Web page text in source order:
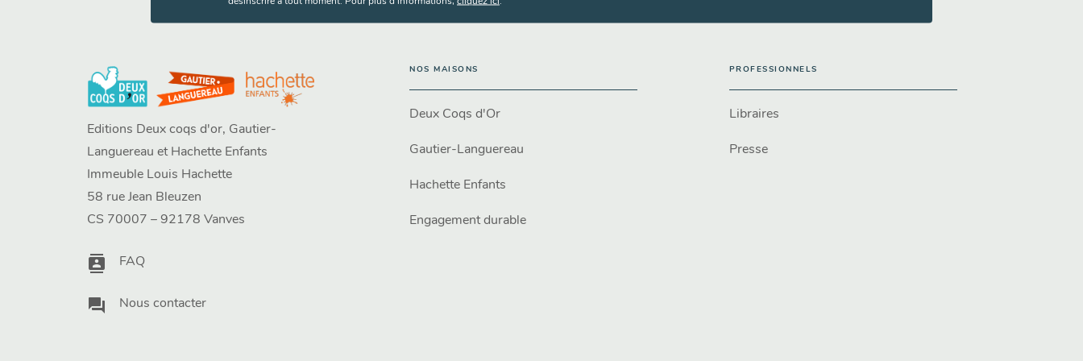
Editions Deux coqs d'or, Gautier-
Languereau et Hachette Enfants
Immeuble Louis Hachette
58 rue Jean Bleuzen
CS 70007 – 92178 Vanves
contacts FAQ
question_answer Nous contacter
NOS MAISONS
Deux Coqs d'Or
Gautier-Languereau
Hachette Enfants
Engagement durable
PROFESSIONNELS
Libraires
Presse